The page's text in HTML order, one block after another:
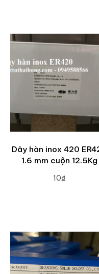
Dây hàn inox 420
1.6 mm cuộn 12.5Kg
10₫